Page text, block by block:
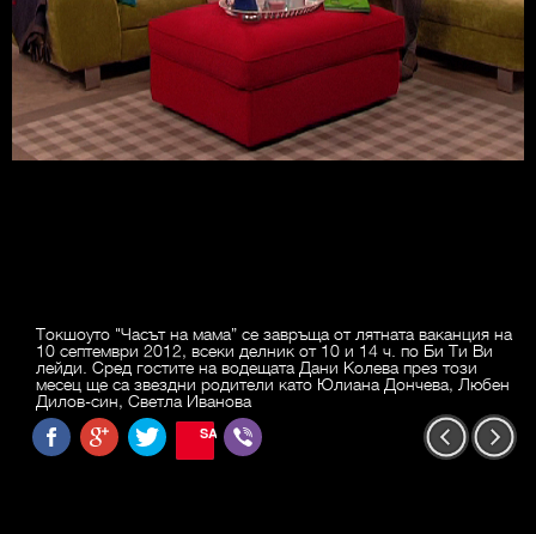
Токшоуто "Часът на мама” се завръща от лятната ваканция на
10 септември 2012, всеки делник от 10 и 14 ч. по Би Ти Ви
лейди. Сред гостите на водещата Дани Колева през този
месец ще са звездни родители като Юлиана Дончева, Любен
Дилов-син, Светла Иванова
SAVE